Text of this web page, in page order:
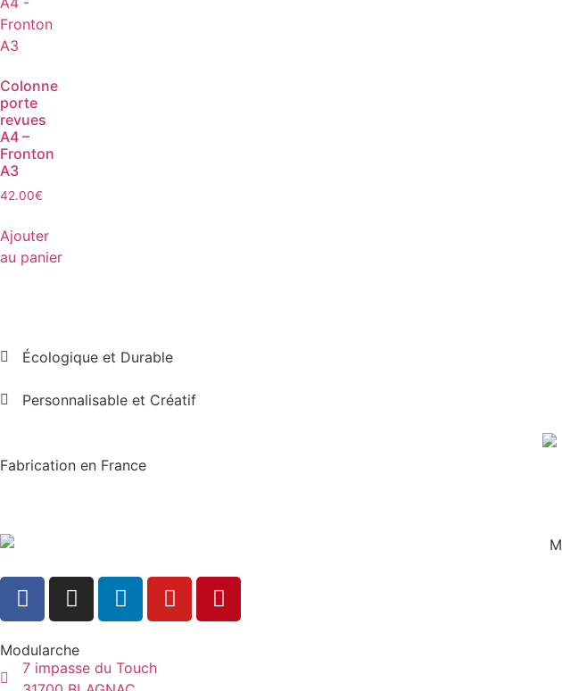
Colonne
porte
revues
A4 –
Fronton
A3
42.00€
Ajouter
au panier
Écologique et Durable
Personnalisable et Créatif
Fabrication en France
Modularche
7 impasse du Touch